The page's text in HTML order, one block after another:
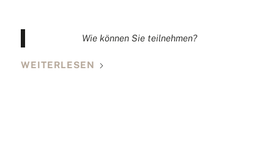
Wie können Sie teilnehmen?
WEITERLESEN